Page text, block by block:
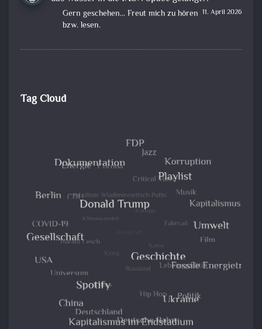
11. April 2026
Gern geschehen... Freut mich zu hören
bzw. lesen.
Tag Cloud